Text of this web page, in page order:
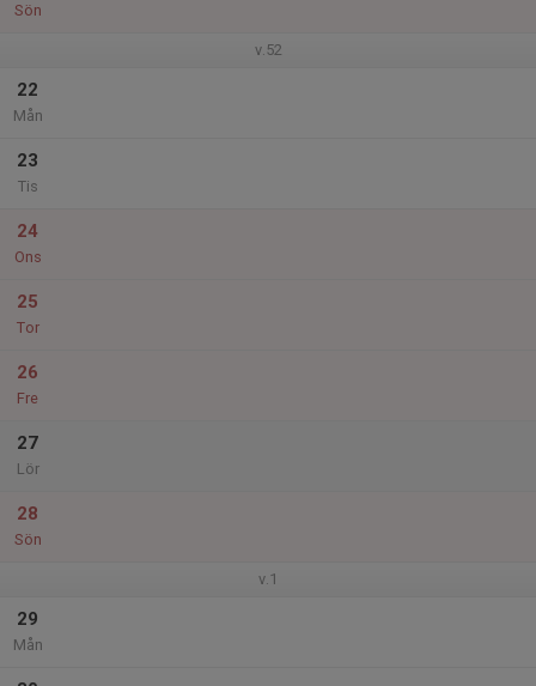
Sön
v.52
22
Mån
23
Tis
24
Ons
25
Tor
26
Fre
27
Lör
28
Sön
v.1
29
Mån